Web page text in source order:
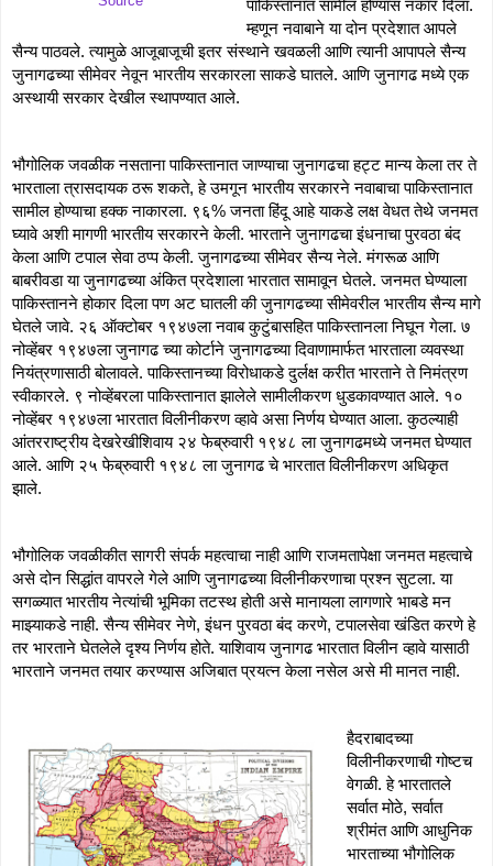
पाकिस्तानात सामील होण्यास नकार दिला.
म्हणून नवाबाने या दोन प्रदेशात आपले
सैन्य पाठवले. त्यामुळे आजूबाजूची इतर संस्थाने खवळली आणि त्यानी आपापले सैन्य
जुनागढच्या सीमेवर नेवून भारतीय सरकारला साकडे घातले. आणि जुनागढ मध्ये एक
अस्थायी सरकार देखील स्थापण्यात आले.
भौगोलिक जवळीक नसताना पाकिस्तानात जाण्याचा जुनागढचा हट्ट मान्य केला तर ते
भारताला त्रासदायक ठरू शकते, हे उमगून भारतीय सरकारने नवाबाचा पाकिस्तानात
सामील होण्याचा हक्क नाकारला. ९६% जनता हिंदू आहे याकडे लक्ष वेधत तेथे जनमत
घ्यावे अशी मागणी भारतीय सरकारने केली. भारताने जुनागढचा इंधनाचा पुरवठा बंद
केला आणि टपाल सेवा ठप्प केली. जुनागढच्या सीमेवर सैन्य नेले. मंगरूळ आणि
बाबरीवडा या जुनागढच्या अंकित प्रदेशाला भारतात सामावून घेतले. जनमत घेण्याला
पाकिस्तानने होकार दिला पण अट घातली की जुनागढच्या सीमेवरील भारतीय सैन्य मागे
घेतले जावे. २६ ऑक्टोबर १९४७ला नवाब कुटुंबासहित पाकिस्तानला निघून गेला. ७
नोव्हेंबर १९४७ला जुनागढ च्या कोर्टाने जुनागढच्या दिवाणामार्फत भारताला व्यवस्था
नियंत्रणासाठी बोलावले. पाकिस्तानच्या विरोधाकडे दुर्लक्ष करीत भारताने ते निमंत्रण
स्वीकारले. ९ नोव्हेंबरला पाकिस्तानात झालेले सामीलीकरण धुडकावण्यात आले. १०
नोव्हेंबर १९४७ला भारतात विलीनीकरण व्हावे असा निर्णय घेण्यात आला. कुठल्याही
आंतरराष्ट्रीय देखरेखीशिवाय २४ फेब्रुवारी १९४८ ला जुनागढमध्ये जनमत घेण्यात
आले. आणि २५ फेब्रुवारी १९४८ ला जुनागढ चे भारतात विलीनीकरण अधिकृत
झाले.
भौगोलिक जवळीकीत सागरी संपर्क महत्वाचा नाही आणि राजमतापेक्षा जनमत महत्वाचे
असे दोन सिद्धांत वापरले गेले आणि जुनागढच्या विलीनीकरणाचा प्रश्न सुटला. या
सगळ्यात भारतीय नेत्यांची भूमिका तटस्थ होती असे मानायला लागणारे भाबडे मन
माझ्याकडे नाही. सैन्य सीमेवर नेणे, इंधन पुरवठा बंद करणे, टपालसेवा खंडित करणे हे
तर भारताने घेतलेले दृश्य निर्णय होते. याशिवाय जुनागढ भारतात विलीन व्हावे यासाठी
भारताने जनमत तयार करण्यास अजिबात प्रयत्न केला नसेल असे मी मानत नाही.
हैदराबादच्या
विलीनीकरणाची गोष्टच
वेगळी. हे भारतातले
सर्वात मोठे, सर्वात
श्रीमंत आणि आधुनिक
भारताच्या भौगोलिक